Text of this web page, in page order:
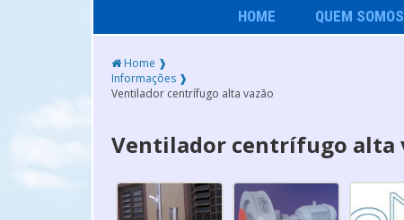
HOME QUEM SOMOS
Home ❱
Informações ❱
Ventilador centrífugo alta vazão
Ventilador centrífugo alta